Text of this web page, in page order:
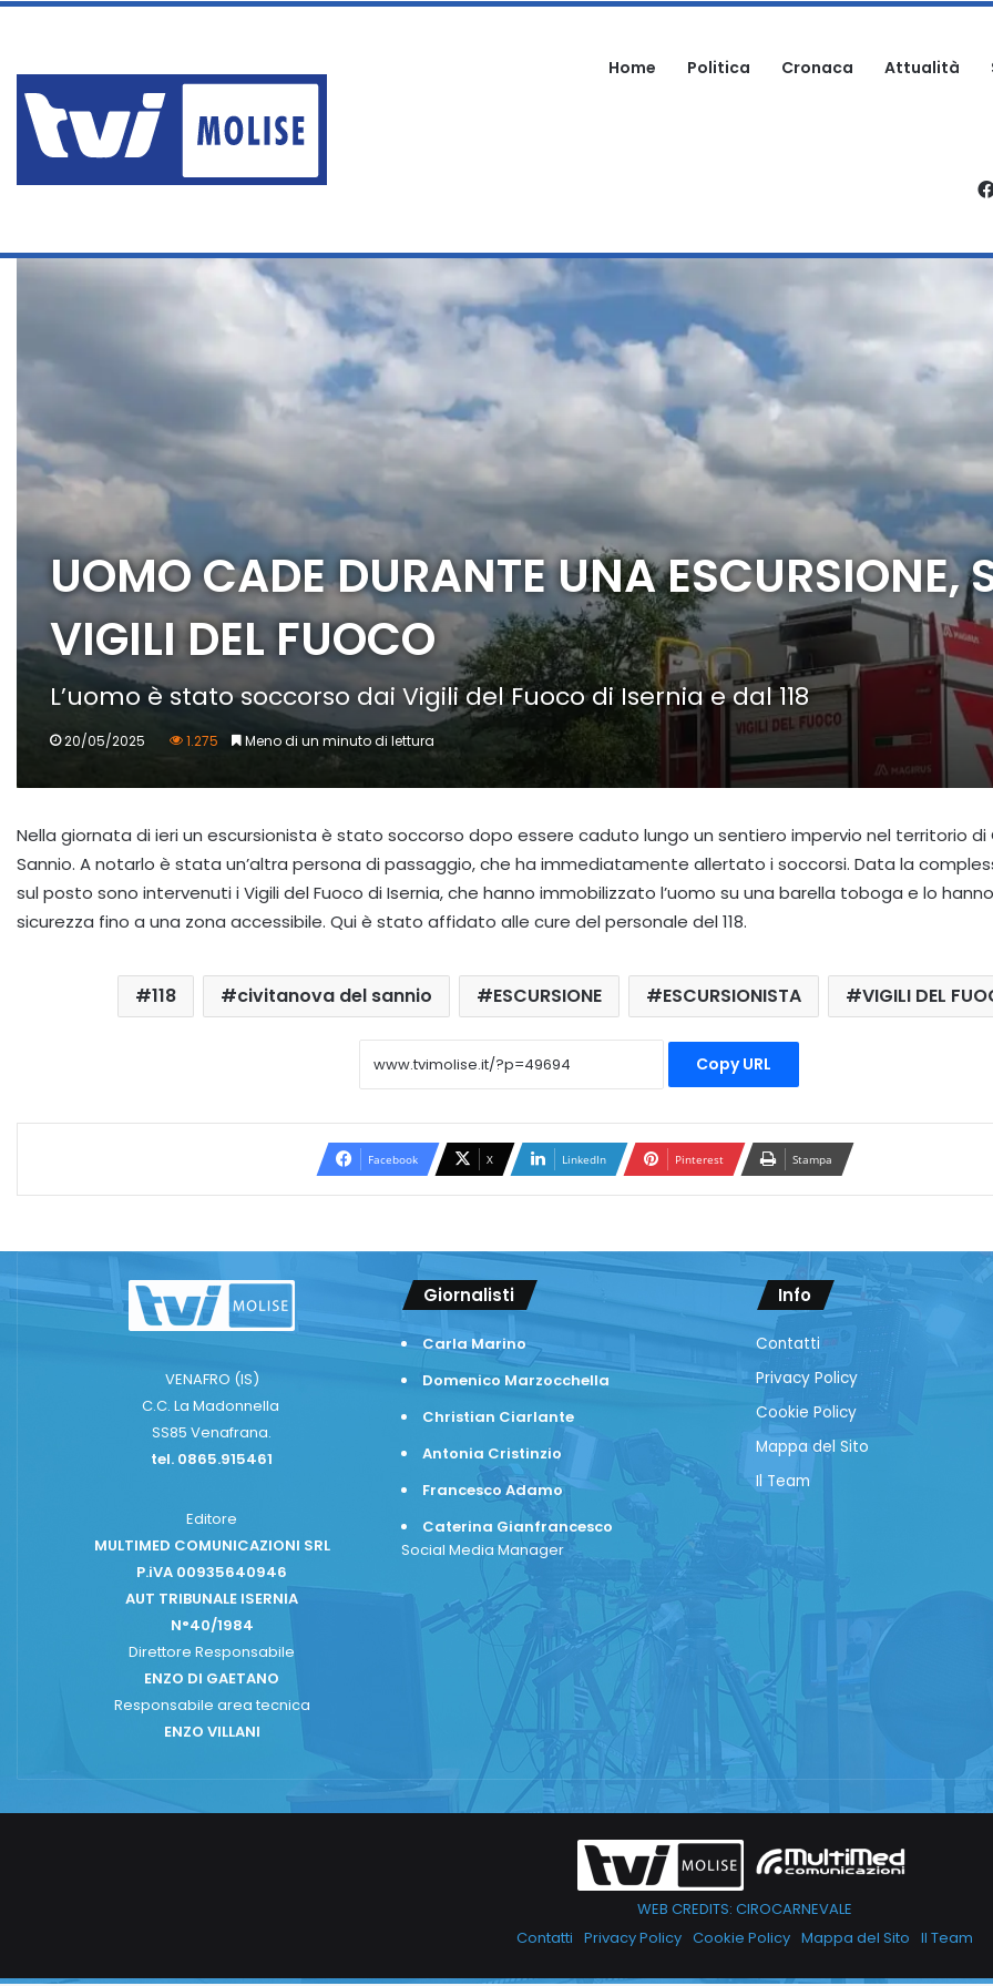
Home Politica Cronaca Attualità
venerdì, Agosto 7 2026
UOMO CADE DURANTE UNA ESCURSIONE,
VIGILI DEL FUOCO
L’uomo è stato soccorso dai Vigili del Fuoco di Isernia e dal 118
20/05/2025 1.275 Meno di un minuto di lettura
Nella giornata di ieri un escursionista è stato soccorso dopo essere caduto lungo un sentiero impervio nel territorio di
Sannio. A notarlo è stata un’altra persona di passaggio, che ha immediatamente allertato i soccorsi. Data la
sul posto sono intervenuti i Vigili del Fuoco di Isernia, che hanno immobilizzato l’uomo su una barella toboga e lo
sicurezza fino a una zona accessibile. Qui è stato affidato alle cure del personale del 118.
118 civitanova del sannio ESCURSIONE ESCURSIONISTA VIGILI DEL
Copy URL
Facebook X LinkedIn Pinterest Stampa
VENAFRO (IS)
C.C. La Madonnella
SS85 Venafrana.
tel. 0865.915461
Editore
MULTIMED COMUNICAZIONI SRL
P.iVA 00935640946
AUT TRIBUNALE ISERNIA
N°40/1984
Direttore Responsabile
ENZO DI GAETANO
Responsabile area tecnica
ENZO VILLANI
Giornalisti
Carla Marino
Domenico Marzocchella
Christian Ciarlante
Antonia Cristinzio
Francesco Adamo
Caterina Gianfrancesco
Social Media Manager
Info
Contatti
Privacy Policy
Cookie Policy
Mappa del Sito
Il Team
WEB CREDITS: CIROCARNEVALE
Contatti Privacy Policy Cookie Policy Mappa del Sito Il Team